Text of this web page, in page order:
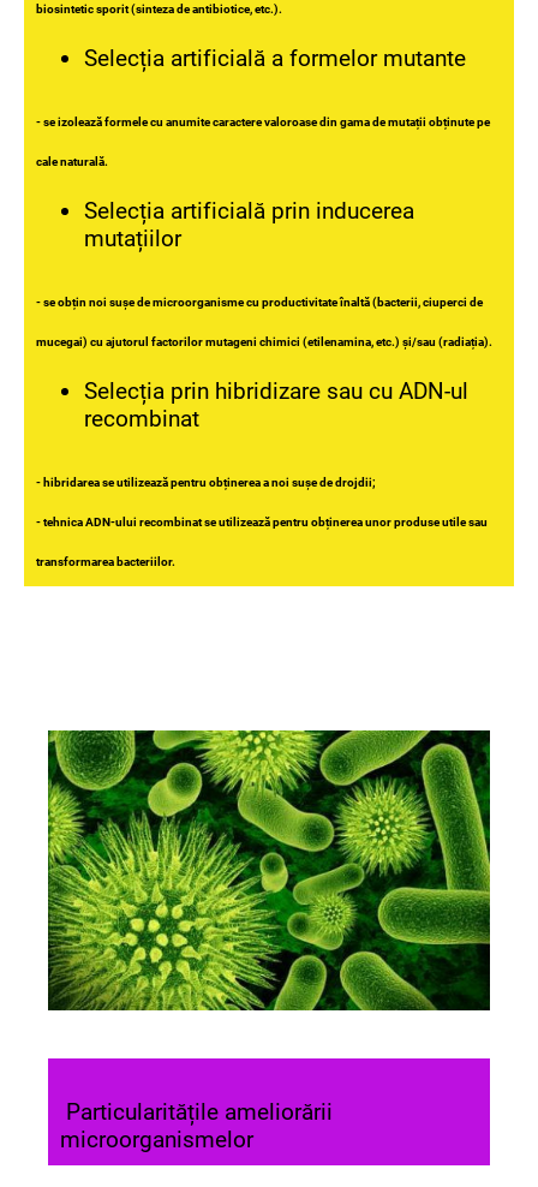
biosintetic sporit (sinteza de antibiotice, etc.).
Selecția artificială a formelor mutante
- se izolează formele cu anumite caractere valoroase din gama de mutații obținute pe
cale naturală.
Selecția artificială prin inducerea
mutațiilor
- se obțin noi sușe de microorganisme cu productivitate înaltă (bacterii, ciuperci de
mucegai) cu ajutorul factorilor mutageni chimici (etilenamina, etc.) și/sau (radiația).
Selecția prin hibridizare sau cu ADN-ul
recombinat
- hibridarea se utilizează pentru obținerea a noi sușe de drojdii;
- tehnica ADN-ului recombinat se utilizează pentru obținerea unor produse utile sau
transformarea bacteriilor.
Particularitățile ameliorării
microorganismelor